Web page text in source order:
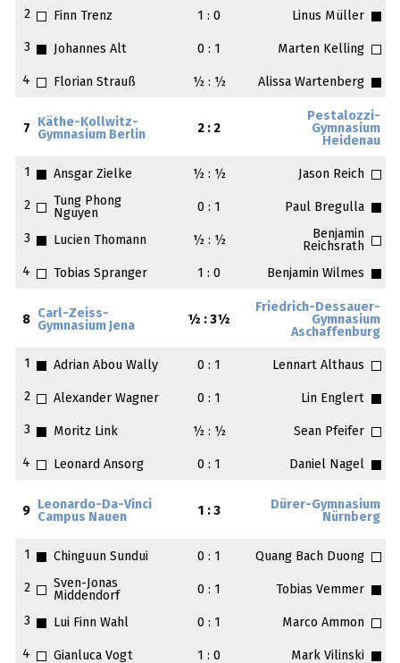
2 Finn Trenz 1 : 0 Linus Müller
3 Johannes Alt 0 : 1 Marten Kelling
4 Florian Strauß ½ : ½ Alissa Wartenberg
7
Käthe-Kollwitz-
Gymnasium Berlin
2 : 2
Pestalozzi-
Gymnasium
Heidenau
1 Ansgar Zielke ½ : ½ Jason Reich
2
Tung Phong
Nguyen
0 : 1 Paul Bregulla
3 Lucien Thomann ½ : ½
Benjamin
Reichsrath
4
Tobias Spranger 1 : 0 Benjamin Wilmes
8
Carl-Zeiss-
Gymnasium Jena
½ : 3½
Friedrich-Dessauer-
Gymnasium
Aschaffenburg
1 Adrian Abou Wally 0 : 1 Lennart Althaus
2 Alexander Wagner 0 : 1 Lin Englert
3 Moritz Link ½ : ½ Sean Pfeifer
4 Leonard Ansorg 0 : 1 Daniel Nagel
9
Leonardo-Da-Vinci
Campus Nauen
1 : 3
Dürer-Gymnasium
Nürnberg
1 Chinguun Sundui 0 : 1 Quang Bach Duong
2
Sven-Jonas
Middendorf
0 : 1 Tobias Vemmer
3 Lui Finn Wahl 0 : 1 Marco Ammon
4 Gianluca Vogt 1 : 0 Mark Vilinski